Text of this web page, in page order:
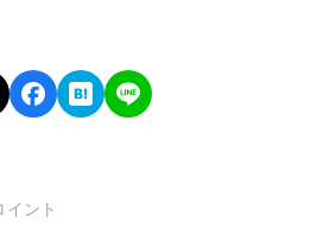
ント